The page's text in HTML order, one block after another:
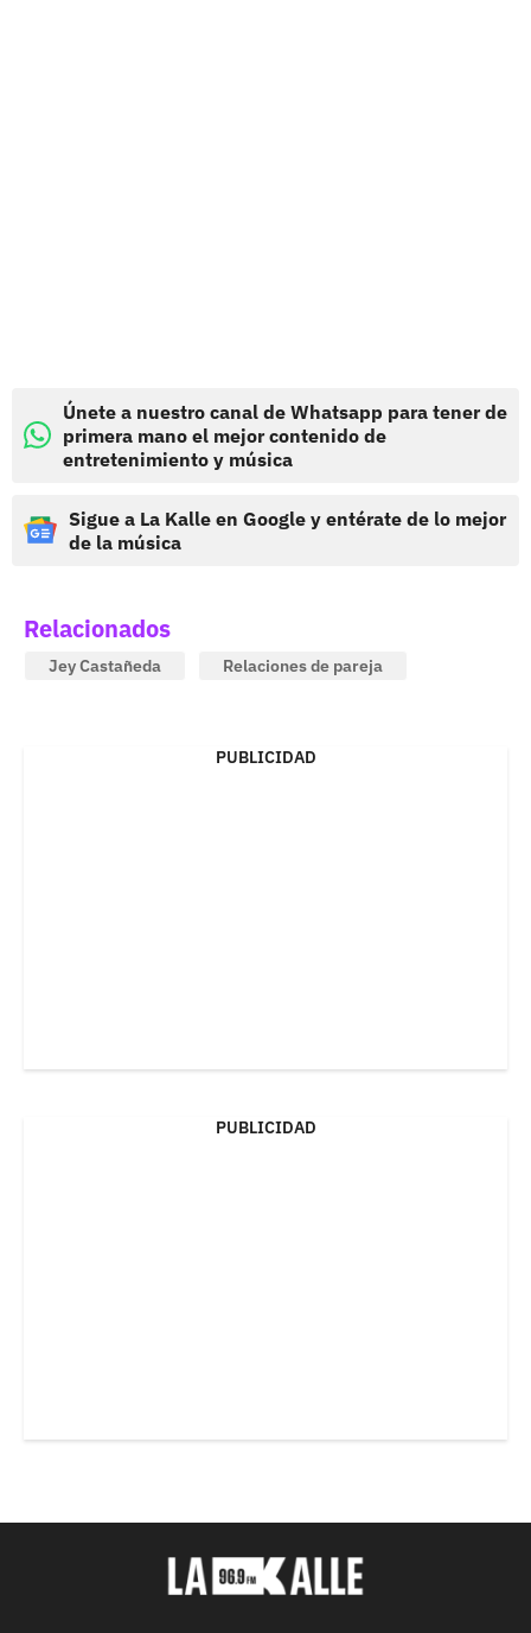
Únete a nuestro canal de Whatsapp para tener de
primera mano el mejor contenido de
entretenimiento y música
Sigue a La Kalle en Google y entérate de lo mejor
de la música
Relacionados
Jey Castañeda Relaciones de pareja
PUBLICIDAD
PUBLICIDAD